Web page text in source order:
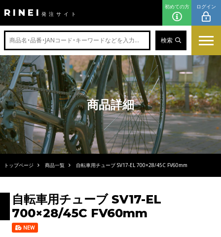
RINEI 発注サイト
初めての方 ログイン
検索
商品詳細
トップページ 商品一覧 自転車用チューブ SV17-EL 700×28/45C FV60mm
自転車用チューブ SV17-EL
700×28/45C FV60mm
NEW